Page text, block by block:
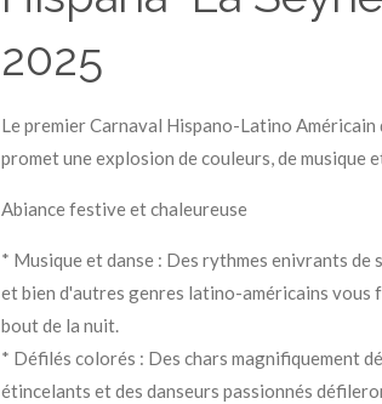
2025
Le premier Carnaval Hispano-Latino Américain
promet une explosion de couleurs, de musique
Abiance festive et chaleureuse
* Musique et danse : Des rythmes enivrants de
et bien d'autres genres latino-américains vous
bout de la nuit.
* Défilés colorés : Des chars magnifiquement
étincelants et des danseurs passionnés